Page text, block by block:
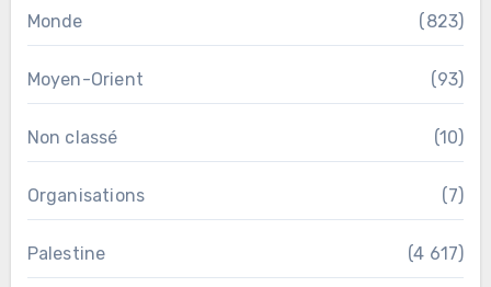
Monde (823)
Moyen-Orient (93)
Non classé (10)
Organisations (7)
Palestine (4 617)